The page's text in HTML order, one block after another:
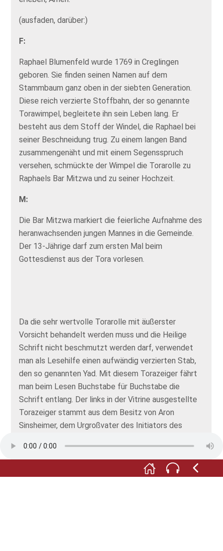
(ausfaden, darüber:)
F:
Raphael Blumenfeld wurde 1769 in Creglingen
geboren. Sie finden seinen Namen auf dem
Stammbaum ganz oben in der siebten Generation.
Diese reich verzierte Stoffbahn, der so genannte
Torawimpel, begleitete ihn sein Leben lang. Er
besteht aus dem Stoff der Windel, die Raphael bei
seiner Beschneidung trug. Zu einem langen Band
zusammengenäht und mit einem Segensspruch
versehen, schmückte der Wimpel die Torarolle zu
Raphaels Bar Mitzwa und zu seiner Hochzeit.
M:
Die Bar Mitzwa markiert die feierliche Aufnahme des
heranwachsenden jungen Mannes in die Gemeinde.
Der 13-Jährige darf zum ersten Mal beim
Gottesdienst aus der Tora vorlesen.
Da die sehr wertvolle Torarolle mit äußerster
Vorsicht behandelt werden muss und die Heilige
Schrift nicht beschmutzt werden darf, verwendet
man als Lesehilfe einen aufwändig verzierten Stab,
den so genannten Yad. Mit diesem Torazeiger fährt
man beim Lesen Buchstabe für Buchstabe die
Schrift entlang. Der links in der Vitrine ausgestellte
Torazeiger stammt aus dem Besitz von Aron
Sinsheimer, dem Urgroßvater des Initiators des
F: